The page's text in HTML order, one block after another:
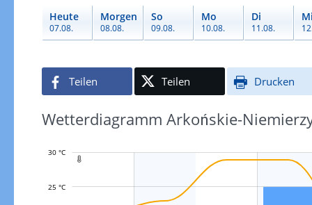
Heute
07.08.
Morgen
08.08.
So
09.08.
Mo
10.08.
Di
11.08.
Mi
Teilen Teilen Drucken
Wetterdiagramm Arkońskie-

25 °C
30 °C